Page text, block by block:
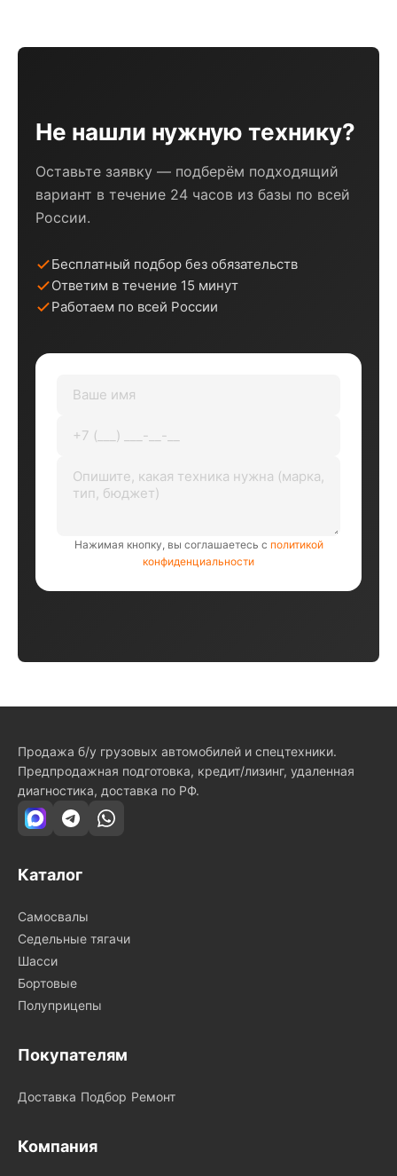
Не нашли нужную технику?
Оставьте заявку — подберём подходящий
вариант в течение 24 часов из базы по всей
России.
Бесплатный подбор без обязательств
Ответим в течение 15 минут
Работаем по всей России
Нажимая кнопку, вы соглашаетесь с политикой
конфиденциальности
Продажа б/у грузовых автомобилей и спецтехники.
Предпродажная подготовка, кредит/лизинг, удаленная
диагностика, доставка по РФ.
Каталог
Самосвалы
Седельные тягачи
Шасси
Бортовые
Полуприцепы
Покупателям
Доставка Подбор Ремонт
Компания